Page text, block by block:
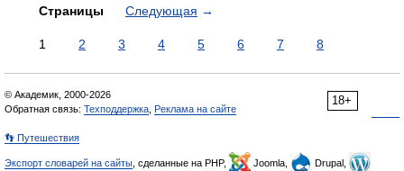
Страницы Следующая →
1 2 3 4 5 6 7 8
18+
© Академик, 2000-2026
Обратная связь: Техподдержка Реклама на сайте
👣 Путешествия
Экспорт словарей на сайты , сделанные на PHP, Joomla,
Drupal,